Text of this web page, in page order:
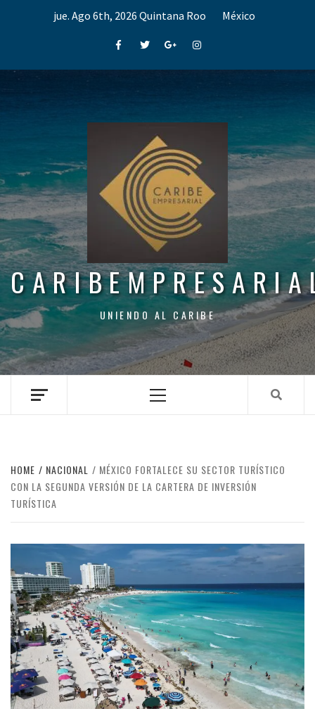
jue. Ago 6th, 2026 Quintana Roo México
FacebookTwitterGoogle+Instagram
UNIENDO AL CARIBE
Menu
HOME NACIONAL
MÉXICO FORTALECE SU SECTOR TURÍSTICO
CON LA SEGUNDA VERSIÓN DE LA CARTERA DE INVERSIÓN
TURÍSTICA